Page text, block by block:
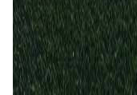
Leyton Orient
01
Leyton Orient (3) 60%
Oxford United (2) 40%